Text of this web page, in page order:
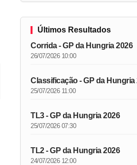
Últimos Resultados
Corrida - GP da Hungria 2026
26/07/2026 10:00
Classificação - GP da Hungria
25/07/2026 11:00
TL3 - GP da Hungria 2026
25/07/2026 07:30
TL2 - GP da Hungria 2026
24/07/2026 12:00